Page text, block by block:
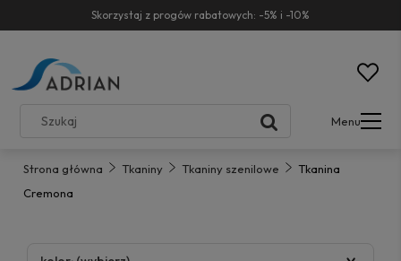
Skorzystaj z progów rabatowych: -5% i -10%
Menu
Strona główna Tkaniny Tkaniny szenilowe
Tkanina
Cremona